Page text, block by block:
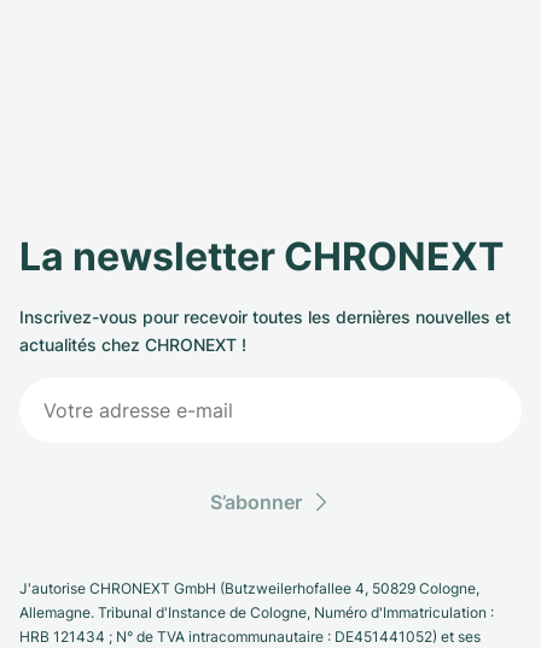
La newsletter CHRONEXT
Inscrivez-vous pour recevoir toutes les dernières nouvelles et
actualités chez CHRONEXT !
S’abonner
J'autorise CHRONEXT GmbH (Butzweilerhofallee 4, 50829 Cologne,
Allemagne. Tribunal d'Instance de Cologne, Numéro d'Immatriculation :
HRB 121434 ; N° de TVA intracommunautaire : DE451441052) et ses